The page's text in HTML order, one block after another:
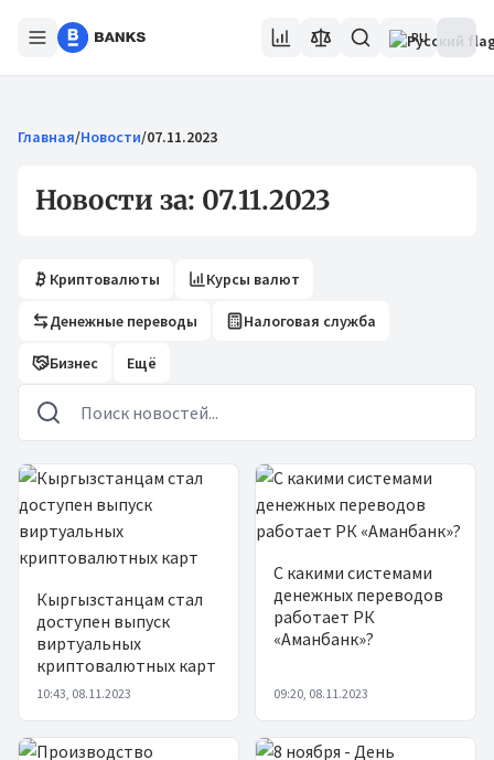
RU
Главная/Новости/07.11.2023
Новости за: 07.11.2023
Криптовалюты Курсы валют
Денежные переводы Налоговая служба
Бизнес Ещё
Новости
Кыргызстанцам стал
доступен выпуск
виртуальных
криптовалютных карт
10:43, 08.11.2023
С какими системами
денежных переводов
работает РК
«Аманбанк»?
09:20, 08.11.2023